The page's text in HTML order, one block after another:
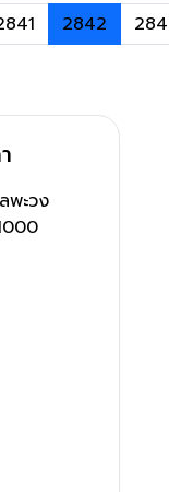
2842
ะวง